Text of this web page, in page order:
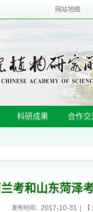
网站地图
科研成果 合作交
考和山东菏泽
发布时间： 2017-10-31 | 【